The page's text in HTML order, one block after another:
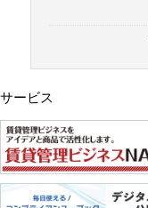
サービス